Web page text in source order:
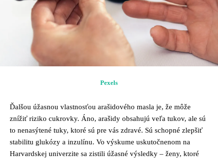
Pexels
Ďalšou úžasnou vlastnosťou arašidového masla je, že môže
znížiť riziko cukrovky. Áno, arašidy obsahujú veľa tukov, ale sú
to nenasýtené tuky, ktoré sú pre vás zdravé. Sú schopné zlepšiť
stabilitu glukózy a inzulínu. Vo výskume uskutočnenom na
Harvardskej univerzite sa zistili úžasné výsledky – ženy, ktoré